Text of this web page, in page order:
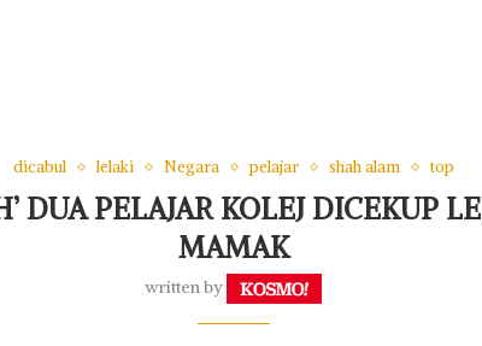
dicabul lelaki Negara pelajar shah alam top
DUA PELAJAR KOLEJ DICEKUP
MAMAK
written by